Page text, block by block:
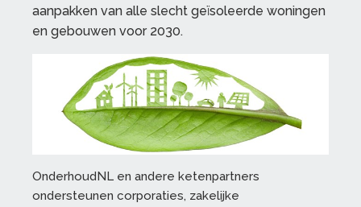
aanpakken van alle slecht geïsoleerde woningen
en gebouwen voor 2030.
OnderhoudNL en andere ketenpartners
ondersteunen corporaties, zakelijke